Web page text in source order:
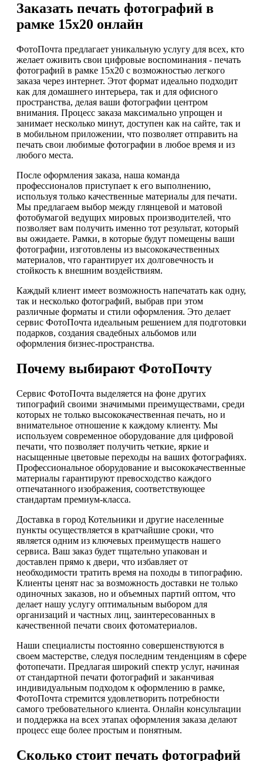
Заказать печать фотографий в
рамке 15х20 онлайн
ФотоПочта предлагает уникальную услугу для всех, кто
желает оживить свои цифровые воспоминания - печать
фотографий в рамке 15х20 с возможностью легкого
заказа через интернет. Этот формат идеально подходит
как для домашнего интерьера, так и для офисного
пространства, делая ваши фотографии центром
внимания. Процесс заказа максимально упрощен и
занимает несколько минут, доступен как на сайте, так и
в мобильном приложении, что позволяет отправить на
печать свои любимые фотографии в любое время и из
любого места.
После оформления заказа, наша команда
профессионалов приступает к его выполнению,
используя только качественные материалы для печати.
Мы предлагаем выбор между глянцевой и матовой
фотобумагой ведущих мировых производителей, что
позволяет вам получить именно тот результат, который
вы ожидаете. Рамки, в которые будут помещены ваши
фотографии, изготовлены из высококачественных
материалов, что гарантирует их долговечность и
стойкость к внешним воздействиям.
Каждый клиент имеет возможность напечатать как одну,
так и несколько фотографий, выбрав при этом
различные форматы и стили оформления. Это делает
сервис ФотоПочта идеальным решением для подготовки
подарков, создания свадебных альбомов или
оформления бизнес-пространства.
Почему выбирают ФотоПочту
Сервис ФотоПочта выделяется на фоне других
типографий своими значимыми преимуществами, среди
которых не только высококачественная печать, но и
внимательное отношение к каждому клиенту. Мы
используем современное оборудование для цифровой
печати, что позволяет получить четкие, яркие и
насыщенные цветовые переходы на ваших фотографиях.
Профессиональное оборудование и высококачественные
материалы гарантируют превосходство каждого
отпечатанного изображения, соответствующее
стандартам премиум-класса.
Доставка в город Котельники и другие населенные
пункты осуществляется в кратчайшие сроки, что
является одним из ключевых преимуществ нашего
сервиса. Ваш заказ будет тщательно упакован и
доставлен прямо к двери, что избавляет от
необходимости тратить время на походы в типографию.
Клиенты ценят нас за возможность доставки не только
одиночных заказов, но и объемных партий оптом, что
делает нашу услугу оптимальным выбором для
организаций и частных лиц, заинтересованных в
качественной печати своих фотоматериалов.
Наши специалисты постоянно совершенствуются в
своем мастерстве, следуя последним тенденциям в сфере
фотопечати. Предлагая широкий спектр услуг, начиная
от стандартной печати фотографий и заканчивая
индивидуальным подходом к оформлению в рамке,
ФотоПочта стремится удовлетворить потребности
самого требовательного клиента. Онлайн консультации
и поддержка на всех этапах оформления заказа делают
процесс еще более простым и понятным.
Сколько стоит печать фотографий